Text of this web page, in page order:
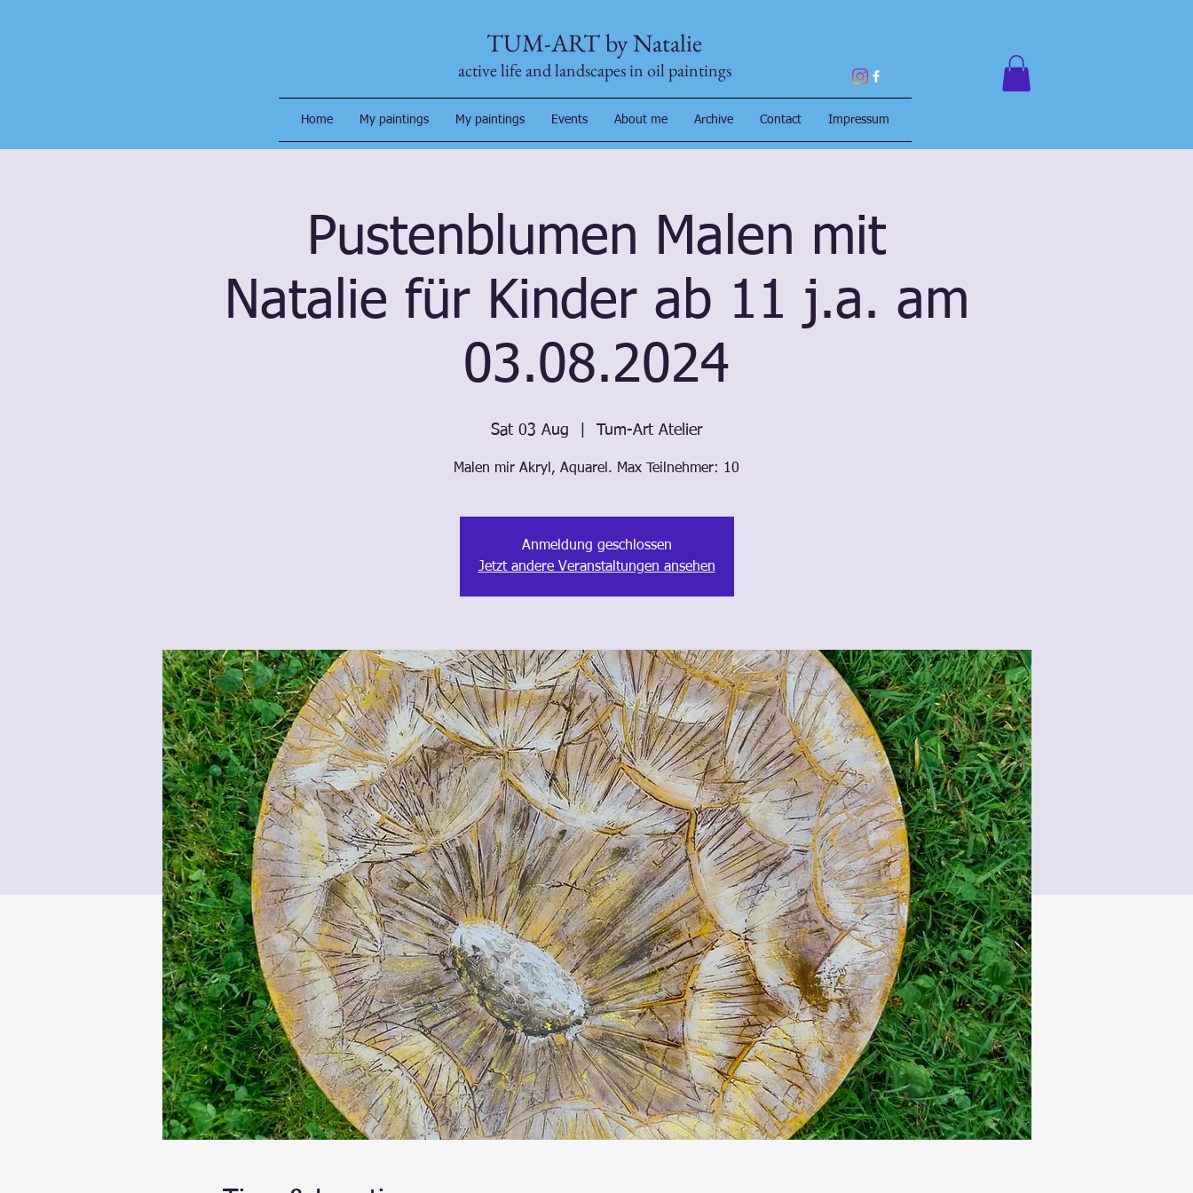
TUM-ART by Natalie
active life and landscapes in oil paintings
Home My paintings My paintings Events About me Archive Contact Impressum
Pustenblumen Malen mit
Natalie für Kinder ab 11 j.a. am
03.08.2024
Sat 03 Aug Tum-Art Atelier
Malen mir Akryl, Aquarel. Max Teilnehmer: 10
Anmeldung geschlossen
Jetzt andere Veranstaltungen ansehen